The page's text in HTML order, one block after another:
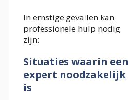
In ernstige gevallen kan
professionele hulp nodig
zijn:
Situaties waarin een
expert noodzakelijk
is